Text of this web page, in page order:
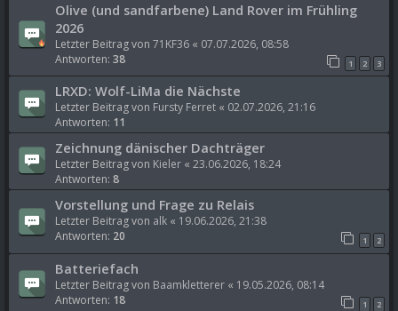
Olive (und sandfarbene) Land Rover im Frühling
2026
Letzter Beitrag von 71KF36 « 07.07.2026, 08:58
Antworten: 38 1 2 3
LRXD: Wolf-LiMa die Nächste
Letzter Beitrag von Fursty Ferret « 02.07.2026, 21:16
Antworten: 11
Zeichnung dänischer Dachträger
Letzter Beitrag von Kieler « 23.06.2026, 18:24
Antworten: 8
Vorstellung und Frage zu Relais
Letzter Beitrag von alk « 19.06.2026, 21:38
Antworten: 20 1 2
Batteriefach
Letzter Beitrag von Baamkletterer « 19.05.2026, 08:14
Antworten: 18 1 2